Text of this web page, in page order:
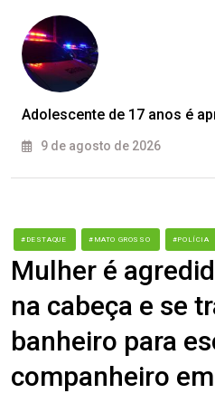
Adolescente de 17 anos é
9 de agosto de 2026
#DESTAQUE #MATO GROSSO #POLÍCIA
Mulher é
na cabeça e se
banheiro para
companheiro